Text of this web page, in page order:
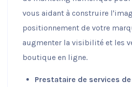
vous aidant à construire
positionnement de votre
augmenter la visibilité et les
boutique en ligne.
Prestataire de services